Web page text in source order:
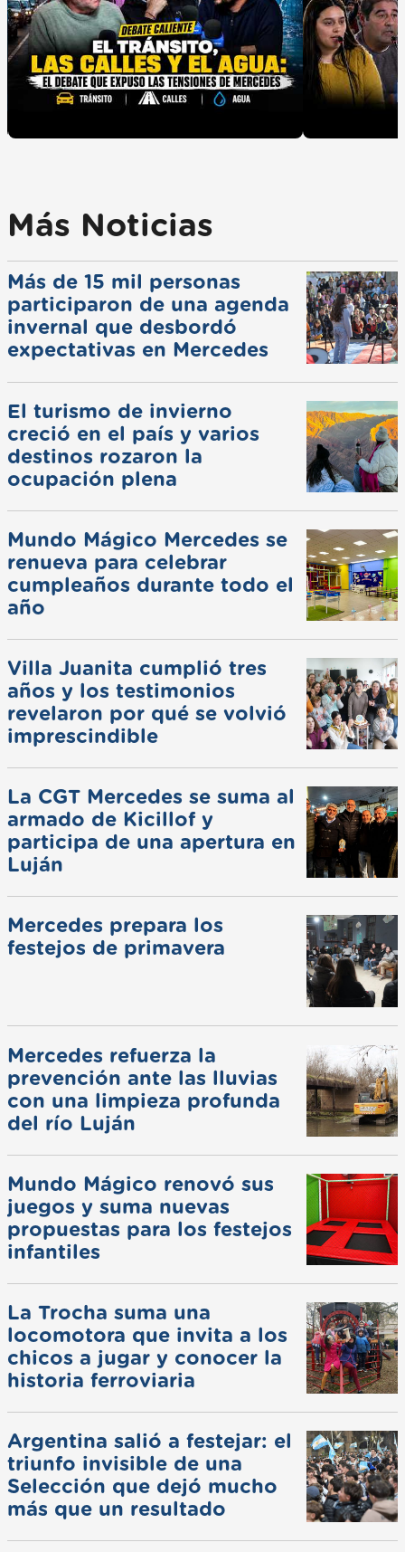
Más Noticias
Más de 15 mil personas
participaron de una agenda
invernal que desbordó
expectativas en Mercedes
El turismo de invierno
creció en el país y varios
destinos rozaron la
ocupación plena
Mundo Mágico Mercedes se
renueva para celebrar
cumpleaños durante todo el
año
Villa Juanita cumplió tres
años y los testimonios
revelaron por qué se volvió
imprescindible
La CGT Mercedes se suma al
armado de Kicillof y
participa de una apertura en
Luján
Mercedes prepara los
festejos de primavera
Mercedes refuerza la
prevención ante las lluvias
con una limpieza profunda
del río Luján
Mundo Mágico renovó sus
juegos y suma nuevas
propuestas para los festejos
infantiles
La Trocha suma una
locomotora que invita a los
chicos a jugar y conocer la
historia ferroviaria
Argentina salió a festejar: el
triunfo invisible de una
Selección que dejó mucho
más que un resultado